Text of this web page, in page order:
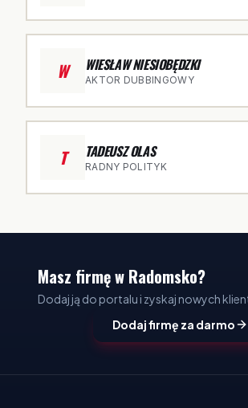
W WIESŁAW NIESIOBĘDZKI
AKTOR DUBBINGOWY
T TADEUSZ OLAS
RADNY POLITYK
Masz firmę w Radomsko?
Dodaj ją do portalu i zyskaj nowych
Dodaj firmę za darmo